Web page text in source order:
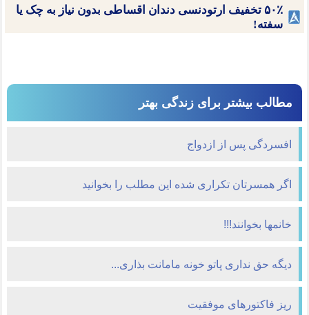
۵۰٪ تخفیف ارتودنسی دندان اقساطی بدون نیاز به چک یا
سفته!
مطالب بیشتر برای زندگی بهتر
افسردگی پس از ازدواج
اگر همسرتان تکراری شده این مطلب را بخوانید
خانمها بخوانند!!!
دیگه حق نداری پاتو خونه مامانت بذاری...
ریز فاکتورهای موفقیت